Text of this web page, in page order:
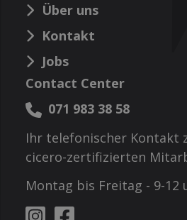
Über uns
Kontakt
Jobs
Contact Center
071 983 38 58
Ihr telefonischer Kontakt
cicero-zertifizierten
Montag bis Freitag - 9-12